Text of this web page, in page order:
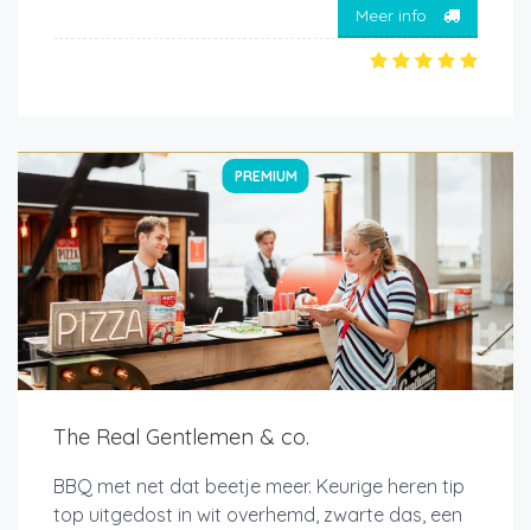
Meer info
PREMIUM
The Real Gentlemen & co.
BBQ met net dat beetje meer. Keurige heren tip
top uitgedost in wit overhemd, zwarte das, een